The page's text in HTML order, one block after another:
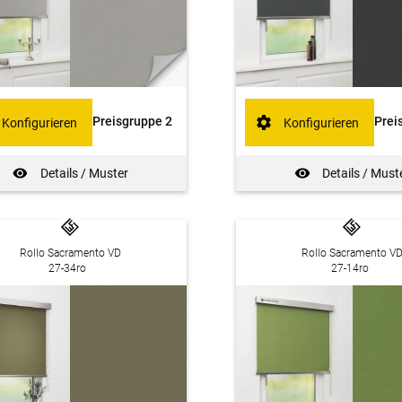
Preisgruppe 2
Details / Muster
Konfigurieren
Details /
Konfigurieren
Rollo Sacramento VD
27-34ro
Rollo Sacramento
27-14ro